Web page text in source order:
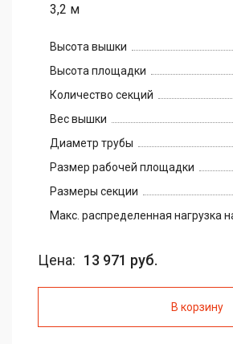
3,2 м
Высота вышки
Высота площадки
Количество секций
Вес вышки
Диаметр трубы
Размер рабочей площадки
Размеры секции
Макс. распределенная нагрузка
Цена: 13 971 руб.
В корзину